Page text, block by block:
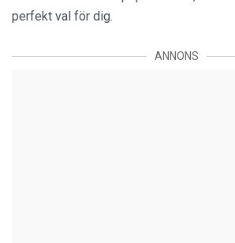
perfekt val för dig.
ANNONS